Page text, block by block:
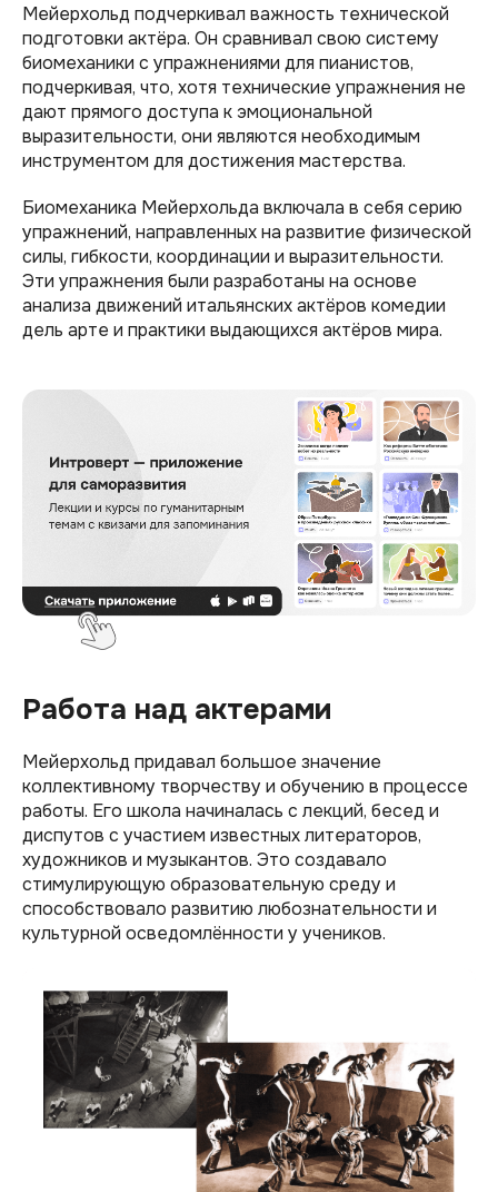
Мейерхольд подчеркивал важность технической
подготовки актёра. Он сравнивал свою систему
биомеханики с упражнениями для пианистов,
подчеркивая, что, хотя технические упражнения не
дают прямого доступа к эмоциональной
выразительности, они являются необходимым
инструментом для достижения мастерства.
Биомеханика Мейерхольда включала в себя серию
упражнений, направленных на развитие физической
силы, гибкости, координации и выразительности.
Эти упражнения были разработаны на основе
анализа движений итальянских актёров комедии
дель арте и практики выдающихся актёров мира.
Работа над актерами
Мейерхольд придавал большое значение
коллективному творчеству и обучению в процессе
работы. Его школа начиналась с лекций, бесед и
диспутов с участием известных литераторов,
художников и музыкантов. Это создавало
стимулирующую образовательную среду и
способствовало развитию любознательности и
культурной осведомлённости у учеников.